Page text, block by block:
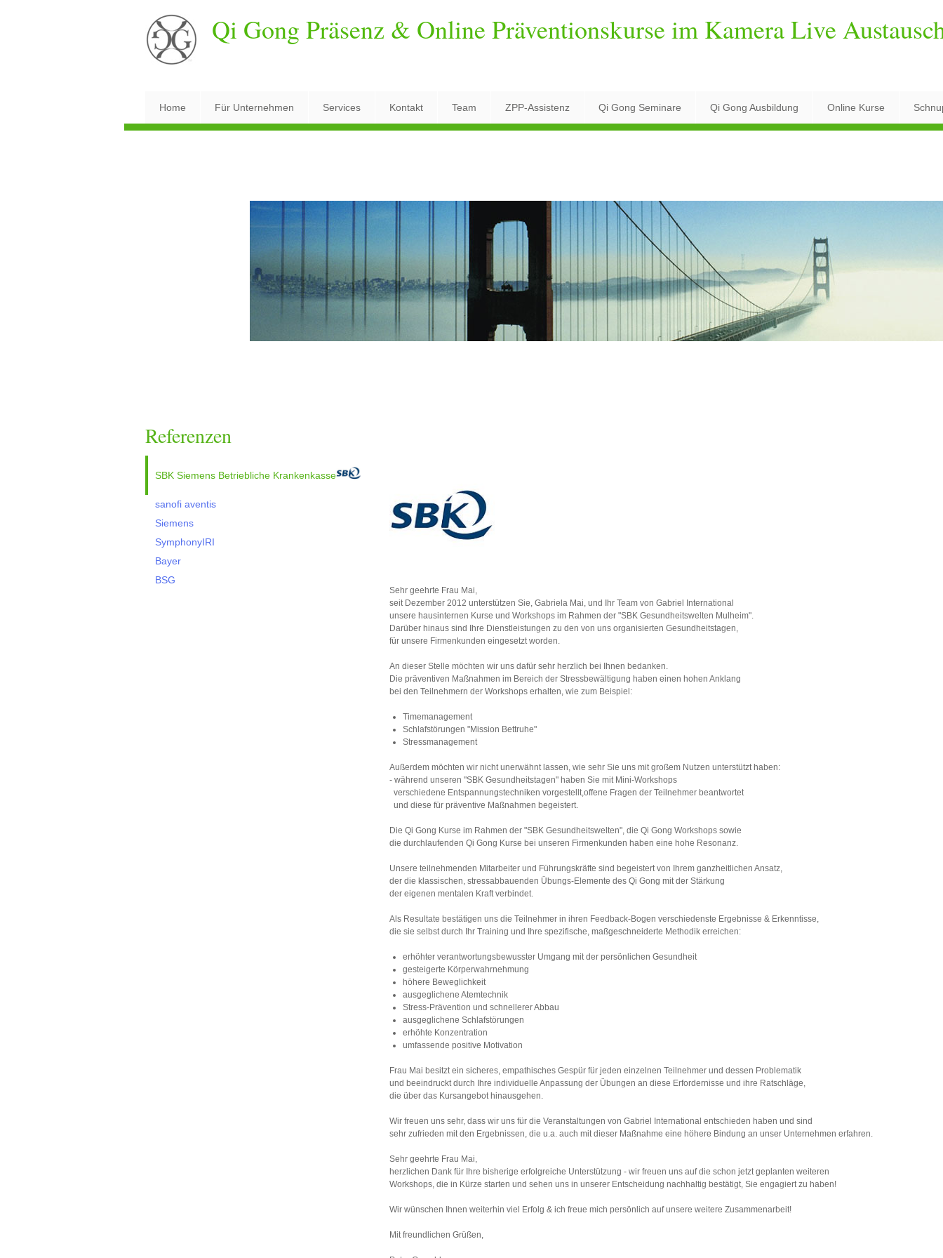
Qi Gong Präsenz & Online Präventionskurse im Kamera Live
Home Für Unternehmen Services Kontakt Team ZPP-Assistenz Qi Gong Seminare Qi Gong Ausbildung Online Kurse
Referenzen
SBK Siemens Betriebliche Krankenkasse
sanofi aventis
Siemens
SymphonyIRI
Bayer
BSG
Sehr geehrte Frau Mai,
seit Dezember 2012 unterstützen Sie, Gabriela Mai, und Ihr Team von Gabriel International
unsere hausinternen Kurse und Workshops im Rahmen der "SBK Gesundheitswelten Mulheim".
Darüber hinaus sind Ihre Dienstleistungen zu den von uns organisierten Gesundheitstagen,
für unsere Firmenkunden eingesetzt worden.
An dieser Stelle möchten wir uns dafür sehr herzlich bei Ihnen bedanken.
Die präventiven Maßnahmen im Bereich der Stressbewältigung haben einen hohen Anklang
bei den Teilnehmern der Workshops erhalten, wie zum Beispiel:
Timemanagement
Schlafstörungen "Mission Bettruhe"
Stressmanagement
Außerdem möchten wir nicht unerwähnt lassen, wie sehr Sie uns mit großem Nutzen unterstützt haben:
- während unseren "SBK Gesundheitstagen" haben Sie mit Mini-Workshops
verschiedene Entspannungstechniken vorgestellt,offene Fragen der Teilnehmer beantwortet
und diese für präventive Maßnahmen begeistert.
Die Qi Gong Kurse im Rahmen der "SBK Gesundheitswelten", die Qi Gong Workshops sowie
die durchlaufenden Qi Gong Kurse bei unseren Firmenkunden haben eine hohe Resonanz.
Unsere teilnehmenden Mitarbeiter und Führungskräfte sind begeistert von Ihrem ganzheitlichen Ansatz,
der die klassischen, stressabbauenden Übungs-Elemente des Qi Gong mit der Stärkung
der eigenen mentalen Kraft verbindet.
Als Resultate bestätigen uns die Teilnehmer in ihren Feedback-Bogen verschiedenste Ergebnisse & Erkenntisse,
die sie selbst durch Ihr Training und Ihre spezifische, maßgeschneiderte Methodik erreichen:
erhöhter verantwortungsbewusster Umgang mit der persönlichen Gesundheit
gesteigerte Körperwahrnehmung
höhere Beweglichkeit
ausgeglichene Atemtechnik
Stress-Prävention und schnellerer Abbau
ausgeglichene Schlafstörungen
erhöhte Konzentration
umfassende positive Motivation
Frau Mai besitzt ein sicheres, empathisches Gespür für jeden einzelnen Teilnehmer und dessen Problematik
und beeindruckt durch Ihre individuelle Anpassung der Übungen an diese Erfordernisse und ihre Ratschläge,
die über das Kursangebot hinausgehen.
Wir freuen uns sehr, dass wir uns für die Veranstaltungen von Gabriel International entschieden haben und sind
sehr zufrieden mit den Ergebnissen, die u.a. auch mit dieser Maßnahme eine höhere Bindung an unser Unternehmen erfahren.
Sehr geehrte Frau Mai,
herzlichen Dank für Ihre bisherige erfolgreiche Unterstützung - wir freuen uns auf die schon jetzt geplanten weiteren
Workshops, die in Kürze starten und sehen uns in unserer Entscheidung nachhaltig bestätigt, Sie engagiert zu haben!
Wir wünschen Ihnen weiterhin viel Erfolg & ich freue mich persönlich auf unsere weitere Zusammenarbeit!
Mit freundlichen Grüßen,